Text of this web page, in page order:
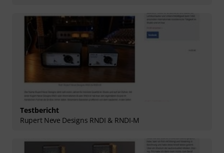
Testbericht
Rupert Neve Designs RNDI & RNDI-M